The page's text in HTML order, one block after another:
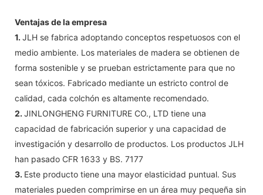
Ventajas de la empresa
1. JLH se fabrica adoptando conceptos respetuosos con el
medio ambiente. Los materiales de madera se obtienen de
forma sostenible y se prueban estrictamente para que no
sean tóxicos. Fabricado mediante un estricto control de
calidad, cada colchón es altamente recomendado.
2. JINLONGHENG FURNITURE CO., LTD tiene una
capacidad de fabricación superior y una capacidad de
investigación y desarrollo de productos. Los productos JLH
han pasado CFR 1633 y BS. 7177
3. Este producto tiene una mayor elasticidad puntual. Sus
materiales pueden comprimirse en un área muy pequeña sin